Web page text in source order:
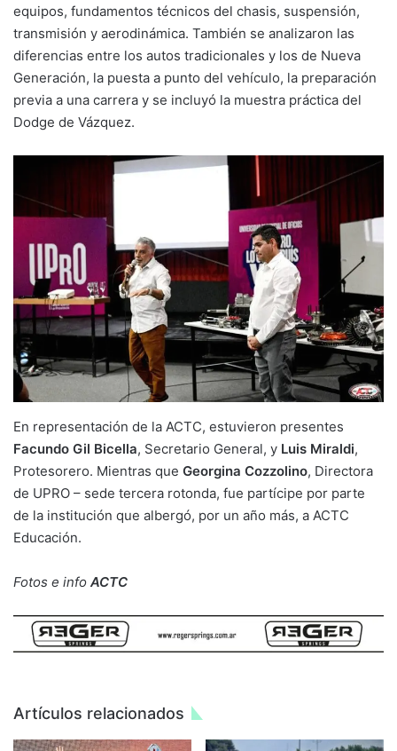
equipos, fundamentos técnicos del chasis, suspensión,
transmisión y aerodinámica. También se analizaron las
diferencias entre los autos tradicionales y los de Nueva
Generación, la puesta a punto del vehículo, la preparación
previa a una carrera y se incluyó la muestra práctica del
Dodge de Vázquez.
En representación de la ACTC, estuvieron presentes
Facundo Gil Bicella, Secretario General, y Luis Miraldi,
Protesorero. Mientras que Georgina Cozzolino, Directora
de UPRO – sede tercera rotonda, fue partícipe por parte
de la institución que albergó, por un año más, a ACTC
Educación.
Fotos e info ACTC
Artículos relacionados